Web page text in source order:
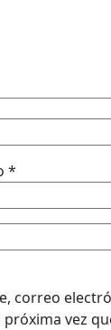
*
correo
vez